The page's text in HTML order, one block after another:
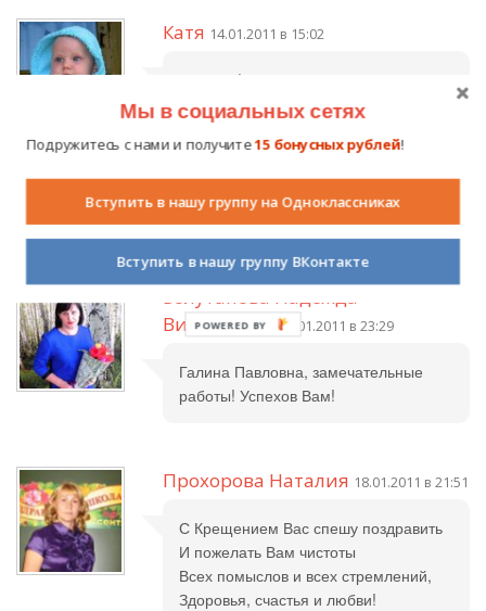
Катя 14.01.2011 в 15:02
Красиво!
Классно! Спасибо за идею.
Болутанова Надежда
Викторовна
14.01.2011 в 23:29
Галина Павловна, замечательные
работы! Успехов Вам!
Прохорова Наталия 18.01.2011 в 21:51
С Крещением Вас спешу поздравить
И пожелать Вам чистоты
Всех помыслов и всех стремлений,
Здоровья, счастья и любви!
Мы в социальных сетях
Подружитесь с нами и получите15 бонусных рублей!
Вступить в нашу группу на Одноклассниках
Вступить в нашу группу ВКонтакте